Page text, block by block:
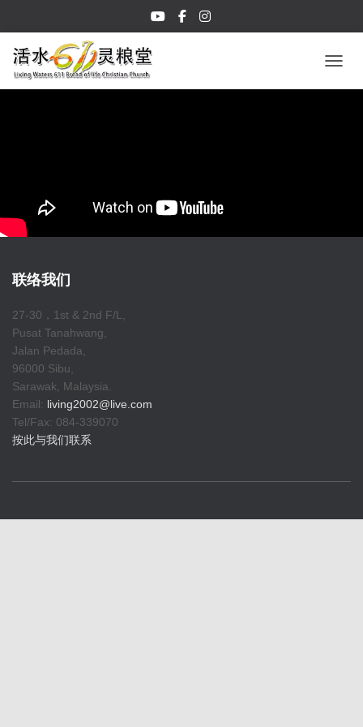
联络我们
27-30，1st & 2nd F/L,
Pusat Tanahwang,
Jalan Pedada,
96000 Sibu,
Sarawak, Malaysia.
Email: living2002@live.com
Tel/Fax: 084-339070
按此与我们联系